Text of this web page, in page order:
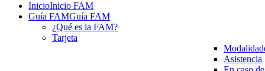
InicioInicio FAM
Guía FAMGuía FAM
¿Qué es la FAM?
Tarjeta
Asistencia